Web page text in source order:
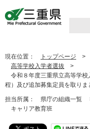
現在位置： トップページ >
高等学校入学者選抜 >
令和８年度三重県立高等学校
程）及び追加募集定員を取りま
担当所属： 県庁の組織一覧
キャリア教育班